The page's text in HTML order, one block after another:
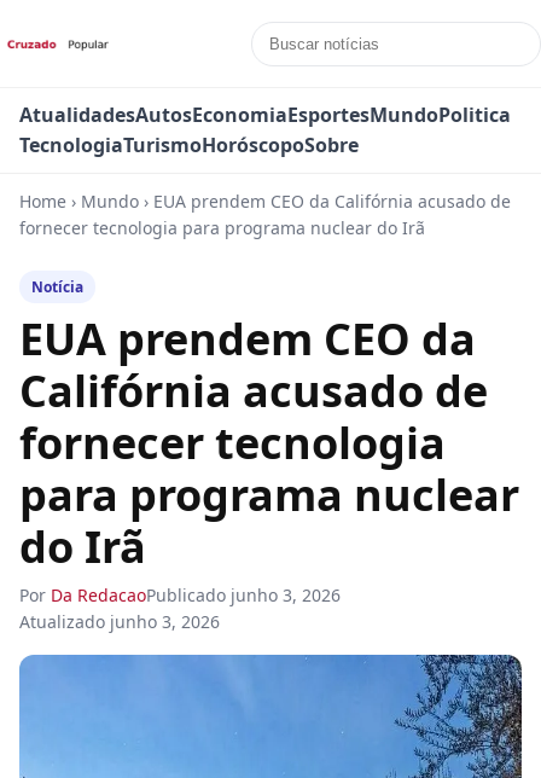
AtualidadesAutosEconomiaEsportesMundoPolitica
TecnologiaTurismoHoróscopoSobre
Home › Mundo › EUA prendem CEO da Califórnia acusado de
fornecer tecnologia para programa nuclear do Irã
Notícia
EUA prendem CEO da
Califórnia acusado de
fornecer tecnologia
para programa nuclear
do Irã
Por Da RedacaoPublicado junho 3, 2026
Atualizado junho 3, 2026